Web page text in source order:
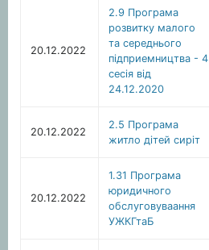
20.12.2022
2.9 Програма
розвитку малого
та середнього
пiдприeмництва - 4
сесія від
24.12.2020
20.12.2022
2.5 Програма
житло дітей сиріт
20.12.2022
1.31 Програма
юридичного
обслуговуваання
УЖКГтаБ